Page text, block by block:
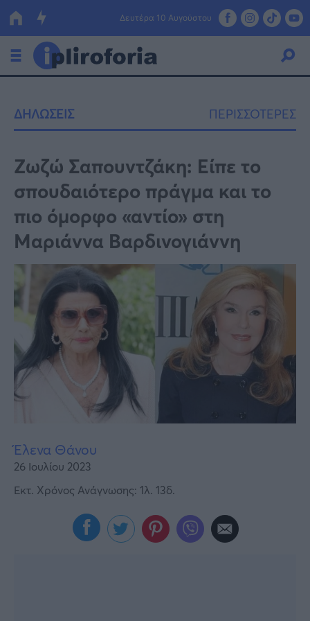
Δευτέρα 10 Αυγούστου
Οικονομία
Πολιτική
Τράπεζες
Επιδοτήσεις
ΕΣΠΑ
Κόσμος
Lifestyle
Αθλητικά
Υγεία
Γυναίκα
Καιρός
ΔΗΛΩΣΕΙΣ ΠΕΡΙΣΣΟΤΕΡΕΣ
Ζωζώ Σαπουντζάκη: Είπε το
σπουδαιότερο πράγμα και το
πιο όμορφο «αντίο» στη
Μαριάννα Βαρδινογιάννη
Έλενα Θάνου
26 Ιουλίου 2023
Εκτ. Χρόνος Ανάγνωσης: 1λ. 13δ.